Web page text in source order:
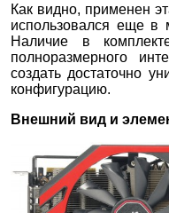
Как видно, применен
использовался еще в
Наличие в
полноразмерного
создать достаточно
конфигурацию.
Внешний вид и